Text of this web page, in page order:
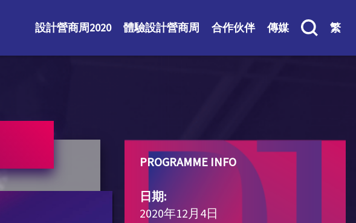
設計營商周2020 體驗設計營商周 合作伙伴 傳媒 繁
PROGRAMME INFO
日期:
2020年12月4日